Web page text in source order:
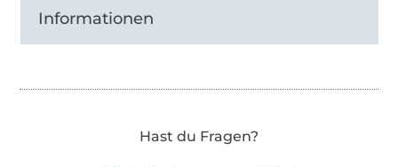
Informationen
Hast du Fragen?